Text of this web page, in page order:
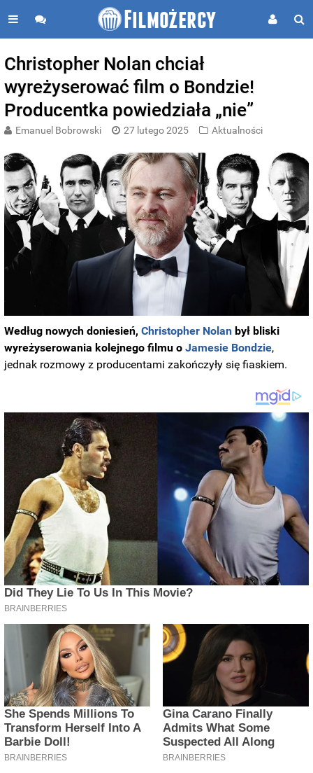
Christopher Nolan chciał
wyreżyserować film o Bondzie!
Producentka powiedziała „nie”
Emanuel Bobrowski 27 lutego 2025 Aktualności
Według nowych doniesień,Christopher Nolan był bliski
wyreżyserowania kolejnego filmu oJamesie Bondzie,
jednak rozmowy z producentami zakończyły się fiaskiem.